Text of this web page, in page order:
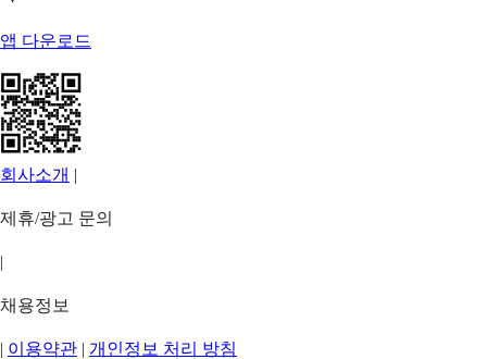
앱 다운로드
회사소개 |
제휴/광고 문의
|
채용정보
| 이용약관 | 개인정보 처리 방침